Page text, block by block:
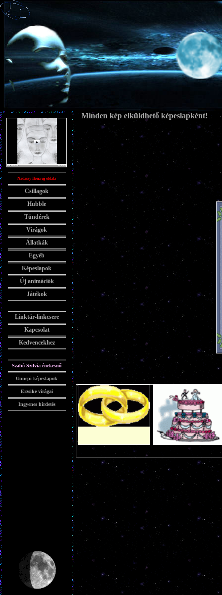
Nádassy Ilona új oldala
Csillagok
Hubble
Tündérek
Virágok
Állatkák
Egyéb
Képeslapok
Új animációk
Játékok
Linktár-linkcsere
Kapcsolat
Kedvencekhez
Szabó Szilvia énekesnő
Ünnepi képeslapok
Erzsike virágai
Ingyenes hirdetés
Minden kép elküldhető képeslapként!